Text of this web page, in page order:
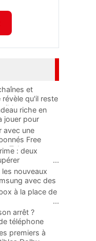
et
qu'il reste
riche en
jouer pour
avec une
Free
Telecom
: deux
...
nouveaux
avec des
...
à la place de
...
arrêt ?
téléphone
premiers à